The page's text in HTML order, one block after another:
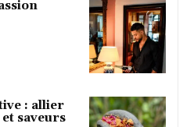
: allier
saveurs